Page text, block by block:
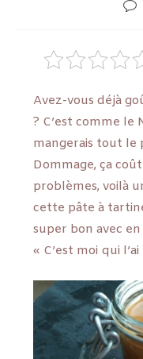
Avez-vous déjà
? C’est comme le
mangerais tout le
Dommage, ça
problèmes, voilà
cette pâte à
super bon avec
« C’est moi qui